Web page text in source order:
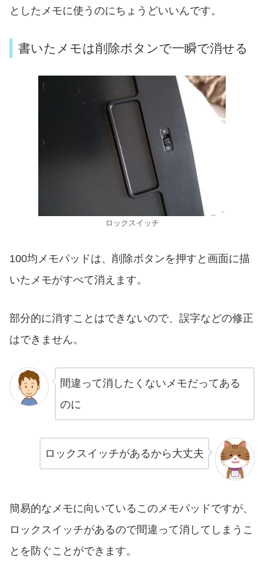
としたメモに使うのにちょうどいいんです。
書いたメモは削除ボタンで一瞬で消せる
ロックスイッチ
100均メモパッドは、削除ボタンを押すと画面に描
いたメモがすべて消えます。
部分的に消すことはできないので、誤字などの修正
はできません。
間違って消したくないメモだってある
のに
ロックスイッチがあるから大丈夫
簡易的なメモに向いているこのメモパッドですが、
ロックスイッチがあるので間違って消してしまうこ
とを防ぐことができます。